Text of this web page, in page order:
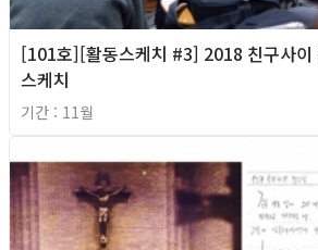
[101호][활동스케치 #3] 2018 친구사이
스케치
기간 : 11월